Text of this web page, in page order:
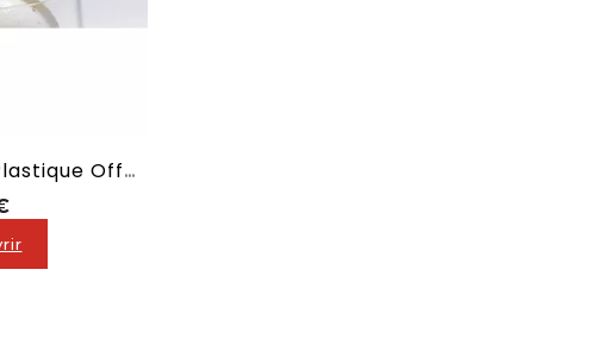
Balle Baby Foot Plastique Officielle ITSF-B Jaune
Prix